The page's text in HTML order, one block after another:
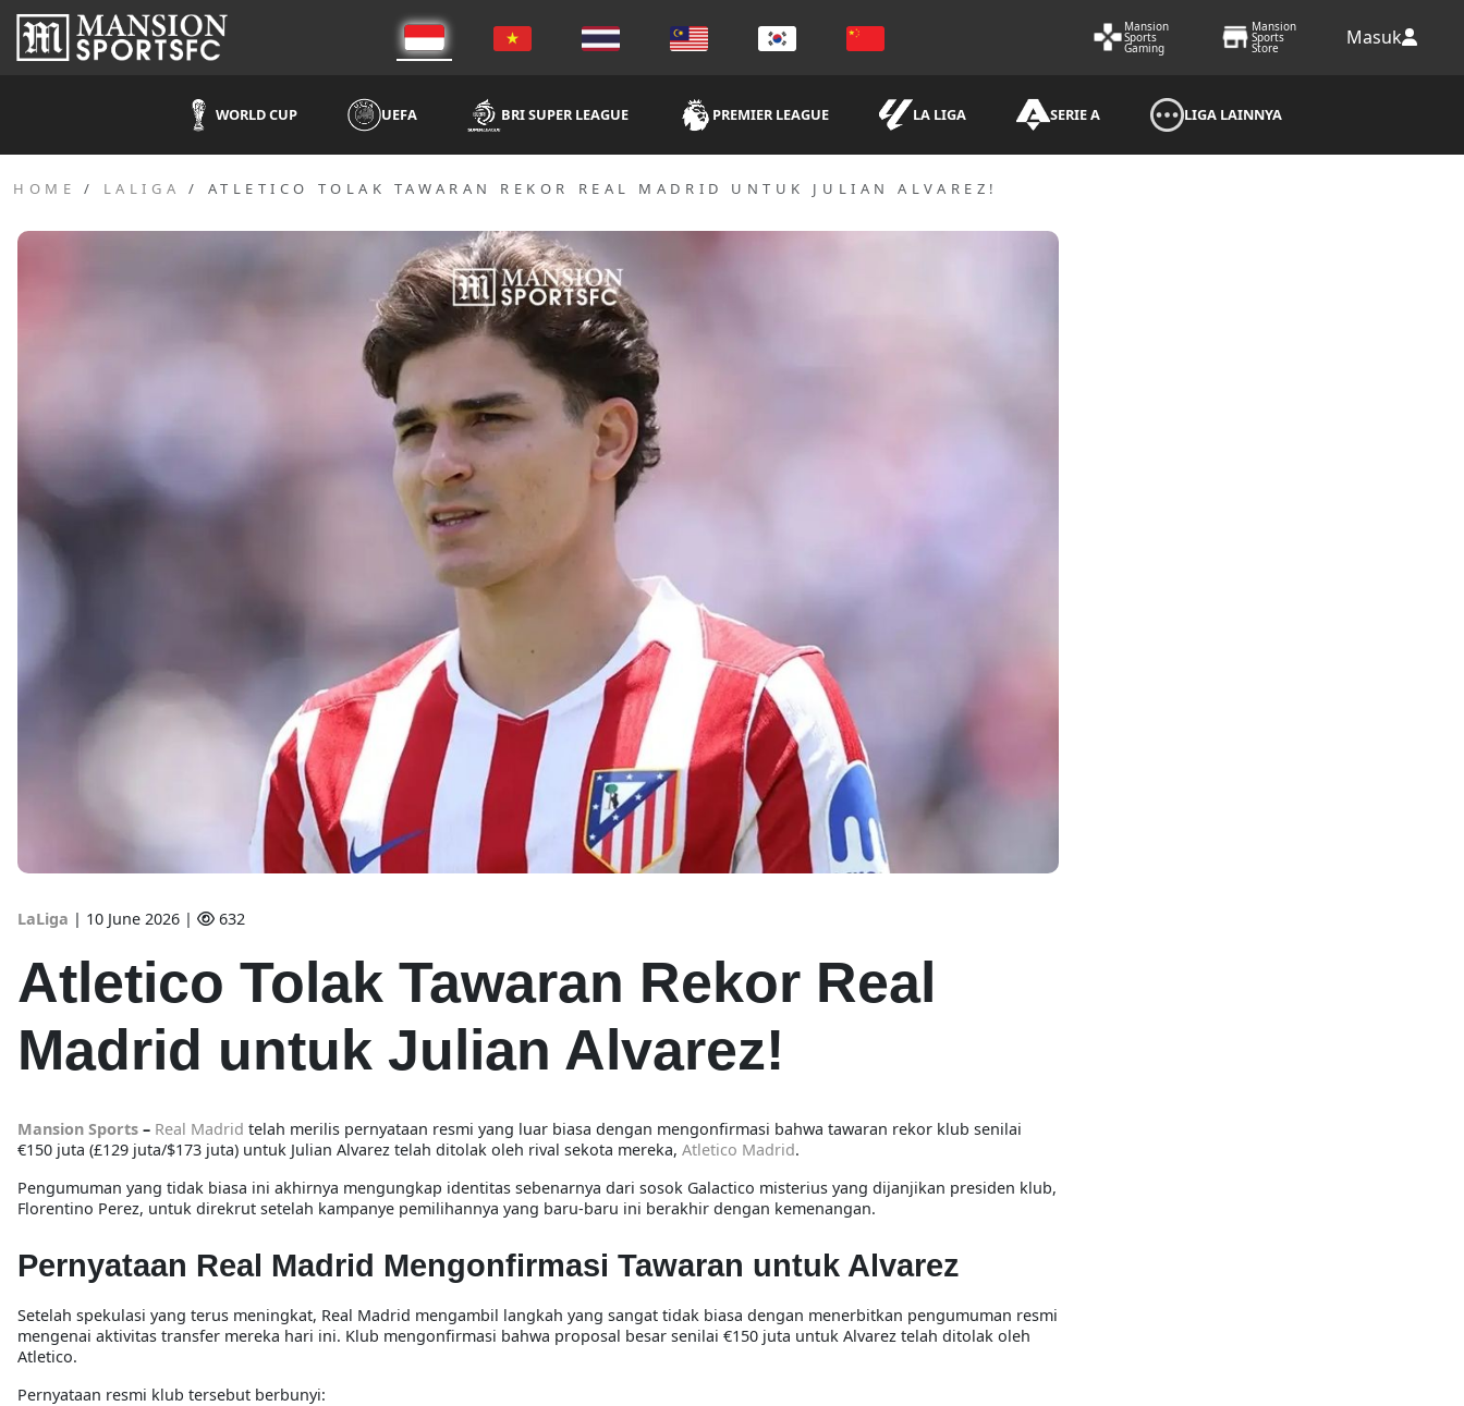
Mansion
Sports
Gaming
Mansion
Sports
Store Masuk
WORLD CUP UEFA BRI SUPER LEAGUE PREMIER LEAGUE LA LIGA SERIE A LIGA LAINNYA
HOME LALIGA ATLETICO TOLAK TAWARAN REKOR REAL MADRID UNTUK JULIAN ALVAREZ!
LaLiga | 10 June 2026 | 632
Atletico Tolak Tawaran Rekor Real
Madrid untuk Julian Alvarez!
Mansion Sports – Real Madrid telah merilis pernyataan resmi yang luar biasa dengan mengonfirmasi bahwa tawaran rekor klub senilai
€150 juta (£129 juta/$173 juta) untuk Julian Alvarez telah ditolak oleh rival sekota mereka, Atletico Madrid.
Pengumuman yang tidak biasa ini akhirnya mengungkap identitas sebenarnya dari sosok Galactico misterius yang dijanjikan presiden klub,
Florentino Perez, untuk direkrut setelah kampanye pemilihannya yang baru-baru ini berakhir dengan kemenangan.
Pernyataan Real Madrid Mengonfirmasi Tawaran untuk Alvarez
Setelah spekulasi yang terus meningkat, Real Madrid mengambil langkah yang sangat tidak biasa dengan menerbitkan pengumuman resmi
mengenai aktivitas transfer mereka hari ini. Klub mengonfirmasi bahwa proposal besar senilai €150 juta untuk Alvarez telah ditolak oleh
Atletico.
Pernyataan resmi klub tersebut berbunyi: